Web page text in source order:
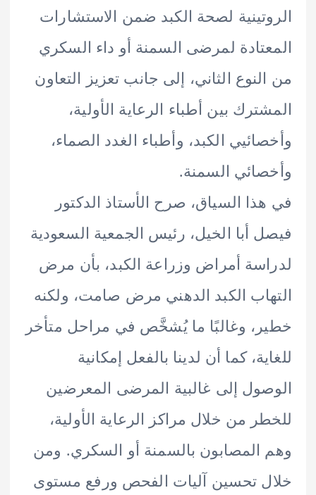
لصحة الكبد ضمن الاستشارات
لمرضى السمنة أو داء السكري
الثاني، إلى جانب تعزيز التعاون
بين أطباء الرعاية الأولية،
الكبد، وأطباء الغدد الصماء،
السمنة.
السياق، صرح الأستاذ الدكتور
أبا الخيل، رئيس الجمعية السعودية
أمراض وزراعة الكبد، بأن مرض
الكبد الدهني مرض صامت، ولكنه
وغالبًا ما يُشخَّص في مراحل متأخر
كما أن لدينا بالفعل إمكانية
إلى غالبية المرضى المعرضين
من خلال مراكز الرعاية الأولية،
المصابون بالسمنة أو السكري. ومن
تحسين آليات الفحص ورفع مستوى